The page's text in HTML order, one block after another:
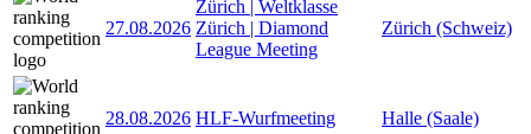
27.08.2026
Zürich | Weltklasse
Zürich | Diamond
League Meeting
Zürich (Schweiz)
28.08.2026 HLF-Wurfmeeting Halle (Saale)